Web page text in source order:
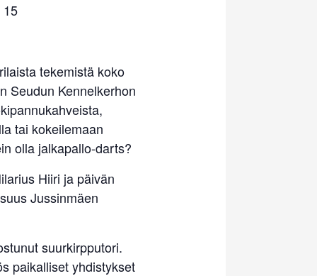
15
tekemistä koko
Seudun Kennelkerhon
tai kokeilemaan
olla jalkapallo-darts?
Hiiri ja päivän
Jussinmäen
suurkirpputori.
paikalliset yhdistykset